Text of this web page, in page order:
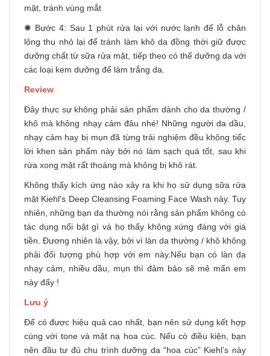
mặt, tránh vùng mắt
✺ Bước 4: Sau 1 phút rửa lại với nước lạnh để lỗ chân
lông thu nhỏ lại để tránh làm khô da đồng thời giữ được
dưỡng chất từ sữa rửa mặt, tiếp theo có thể dưỡng da với
các loại kem dưỡng để làm trắng da.
Review
Đây thực sự không phải sản phẩm dành cho da thường /
khô mà không nhạy cảm đâu nhé! Những người da dầu,
nhạy cảm hay bị mụn đã từng trải nghiệm đều không tiếc
lời khen sản phẩm này bởi nó làm sạch quá tốt, sau khi
rửa xong mặt rất thoáng mà không bị khô rát.
Không thấy kích ứng nào xảy ra khi họ sử dụng sữa rửa
mặt Kiehl's Deep Cleansing Foaming Face Wash này. Tuy
nhiên, những bạn da thường nói rằng sản phẩm không có
tác dụng nổi bật gì và họ thấy không xứng đáng với giá
tiền. Đương nhiên là vậy, bởi vì làn da thường / khô không
phải đối tượng phù hợp với em này.Nếu bạn có làn da
nhạy cảm, nhiều dầu, mụn thì đảm bảo sẽ mê mẩn em
này đấy !
Lưu ý
Để có được hiệu quả cao nhất, bạn nên sử dụng kết hợp
cùng với tone và mặt nạ hoa cúc. Nếu có điều kiện, bạn
nên đầu tư đủ chu trình dưỡng da “hoa cúc” Kiehl’s này